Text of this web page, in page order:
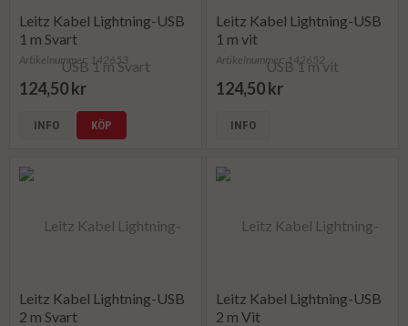
Leitz Kabel Lightning-USB
1 m Svart
Artikelnummer: 142653
124,50 kr
INFO KÖP
Leitz Kabel Lightning-USB
1 m vit
Artikelnummer: 142652
124,50 kr
INFO
Leitz Kabel Lightning-USB
2 m Svart
Leitz Kabel Lightning-USB
2 m Vit